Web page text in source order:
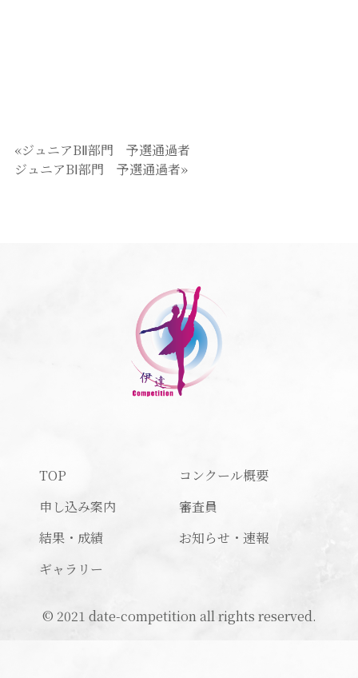
«ジュニアBⅡ部門 予選通過者
ジュニアBⅠ部門 予選通過者»
TOP
コンクール概要
申し込み案内
審査員
結果・成績
お知らせ・速報
ギャラリー
© 2021 date-competition all rights reserved.